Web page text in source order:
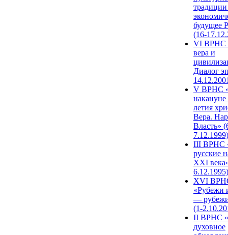
будущее
(16-
VI ВРНС
вера и
Диалог
V ВРНС
накануне
летия
Вера.
Власть»
7.12.1999)
III ВРНС
русские
XXI
6.12.1995)
XVI
«Рубежи
—
(1-
II ВРНС
духовное